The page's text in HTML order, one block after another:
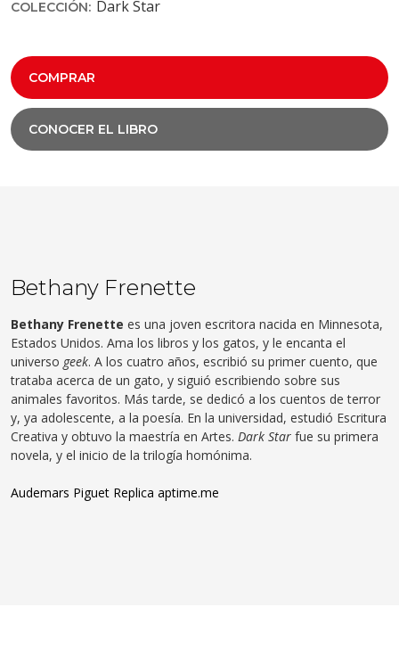
COLECCIÓN: Dark Star
COMPRAR
CONOCER EL LIBRO
Bethany Frenette
Bethany Frenette es una joven escritora nacida en Minnesota,
Estados Unidos. Ama los libros y los gatos, y le encanta el
universo geek. A los cuatro años, escribió su primer cuento, que
trataba acerca de un gato, y siguió escribiendo sobre sus
animales favoritos. Más tarde, se dedicó a los cuentos de terror
y, ya adolescente, a la poesía. En la universidad, estudió Escritura
Creativa y obtuvo la maestría en Artes. Dark Star fue su primera
novela, y el inicio de la trilogía homónima.
Audemars Piguet Replica aptime.me